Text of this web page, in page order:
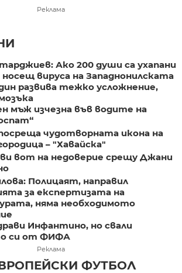
Реклама
Ако 200 души са ухапани
вируса на Западнонилската
развива тежко усложнение,
мъж изчезна във водите на
чудотворната икона на
– "Хавайска"
вот на недоверие срещу Джани
Полицаят, направил
за експертизата на
няма необходимото
Инфантино, но свали
си от ФИФА
Реклама
ФУТБОЛ